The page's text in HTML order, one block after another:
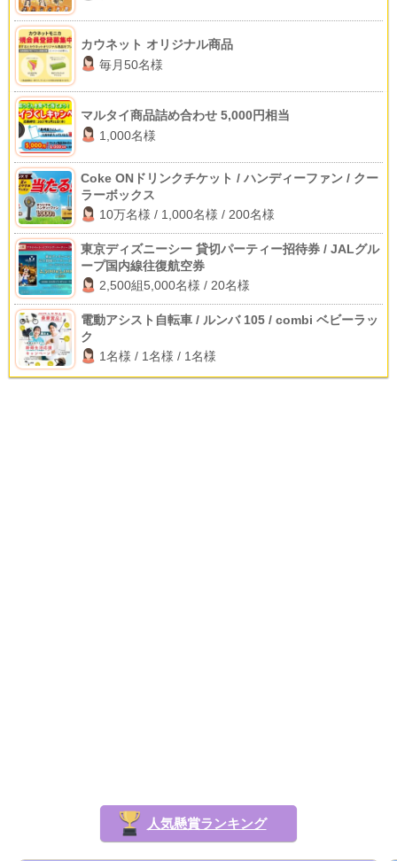
カウネット オリジナル商品
毎月50名様
マルタイ商品詰め合わせ 5,000円相当
1,000名様
Coke ONドリンクチケット / ハンディーファン / クー
ラーボックス
10万名様 / 1,000名様 / 200名様
東京ディズニーシー 貸切パーティー招待券 / JALグル
ープ国内線往復航空券
2,500組5,000名様 / 20名様
電動アシスト自転車 / ルンバ 105 / combi ベビーラッ
ク
1名様 / 1名様 / 1名様
人気懸賞ランキング